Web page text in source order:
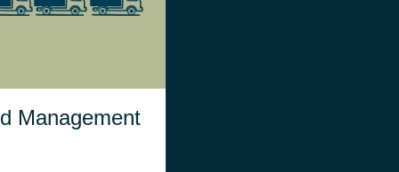
Management
Yard Management